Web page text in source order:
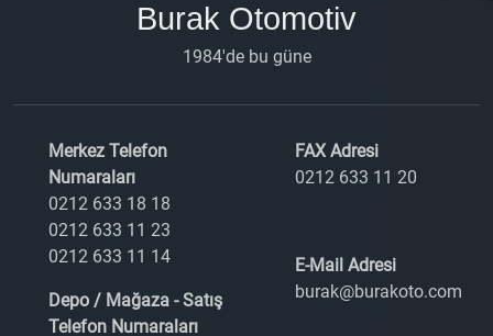
Burak Otomotiv
1984'de bu güne
Merkez Telefon
Numaraları
0212 633 18 18
0212 633 11 23
0212 633 11 14
Depo / Mağaza - Satış
Telefon Numaraları
FAX Adresi
0212 633 11 20
E-Mail Adresi
burak@burakoto.com